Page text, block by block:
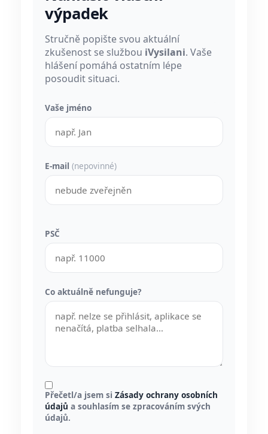
výpadek
Stručně popište svou aktuální
zkušenost se službou iVysilani. Vaše
hlášení pomáhá ostatním lépe
posoudit situaci.
Vaše jméno
E-mail (nepovinné)
PSČ
Co aktuálně nefunguje?
Přečetl/a jsem si Zásady ochrany osobních
údajů a souhlasím se zpracováním svých
údajů.